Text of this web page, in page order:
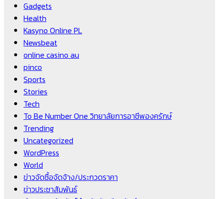
Gadgets
Health
Kasyno Online PL
Newsbeat
online casino au
pinco
Sports
Stories
Tech
To Be Number One วิทยาลัยการอาชีพองครักษ์
Trending
Uncategorized
WordPress
World
ข่าวจัดซื้อจัดจ้าง/ประกวดราคา
ข่าวประชาสัมพันธ์